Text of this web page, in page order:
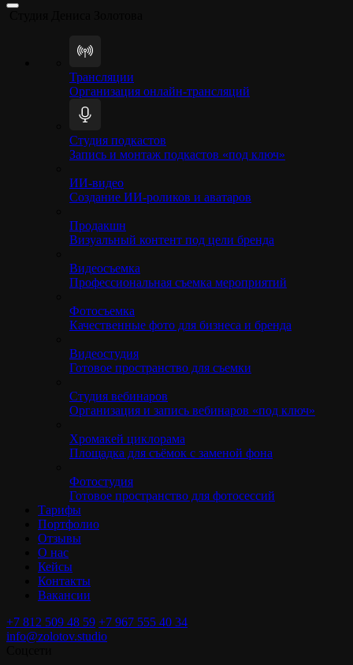
Трансляции
Организация онлайн-трансляций
Студия подкастов
Запись и монтаж подкастов «под ключ»
ИИ-видео
Создание ИИ-роликов и аватаров
Продакшн
Визуальный контент под цели бренда
Видеосъемка
Профессиональная съемка мероприятий
Фотосъемка
Качественные фото для бизнеса и бренда
Видеостудия
Готовое пространство для съемки
Студия вебинаров
Организация и запись вебинаров «под ключ»
Хромакей циклорама
Площадка для съёмок с заменой фона
Фотостудия
Готовое пространство для фотосессий
Тарифы
Портфолио
Отзывы
О нас
Кейсы
Контакты
Вакансии
+7 812 509 48 59 +7 967 555 40 34
info@zolotov.studio